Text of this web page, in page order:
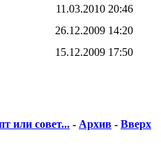
11.03.2010 20:46
26.12.2009 14:20
15.12.2009 17:50
или совет... - Архив - Вверх